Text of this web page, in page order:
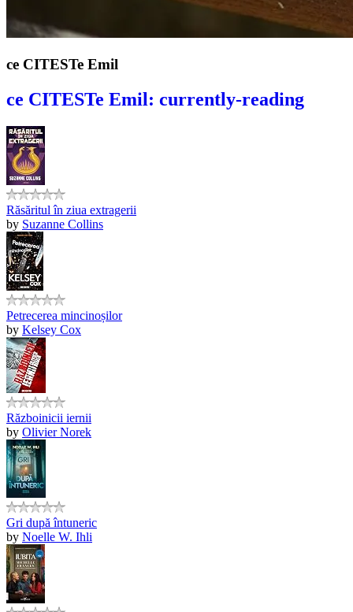
ce CITESTe Emil
ce CITESTe Emil: currently-reading
Răsăritul în ziua extragerii
by Suzanne Collins
Petrecerea mincinoșilor
by Kelsey Cox
Războinicii iernii
by Olivier Norek
Gri după întuneric
by Noelle W. Ihli